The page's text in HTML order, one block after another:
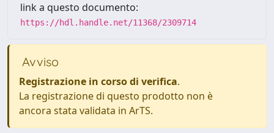
link a questo documento:
https://hdl.handle.net/11368/2309714
Avviso
Registrazione in corso di verifica.
La registrazione di questo prodotto non è
ancora stata validata in ArTS.